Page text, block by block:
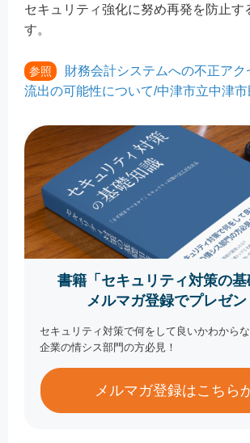
セキュリティ強化に努め再発を防止す
す。
参照
財務会計システムへの不正アク
流出の可能性について/中津市立中津市
書籍「セキュリティ対策の基
メルマガ登録でプレゼン
セキュリティ対策で何をして良いかわから
企業の情シス部門の方必見！
メルマガ登録はこちら